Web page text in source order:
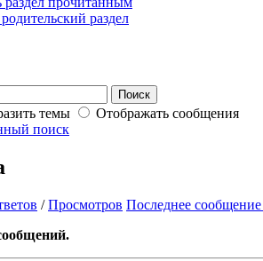
раздел
темы
Отображать сообщения
поиск
/Просмотров Последнее сообщение